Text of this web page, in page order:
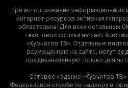
При использовании информационных
интернет-ресурсов активная
обязательна! Для всех остальных
текстовой ссылки на сайт
«Курчатов ТВ». Отдельные
размещенные на сайте, могут
предназначенную только для
Сетевое издание «Курчатов
Федеральной службе по надзору в